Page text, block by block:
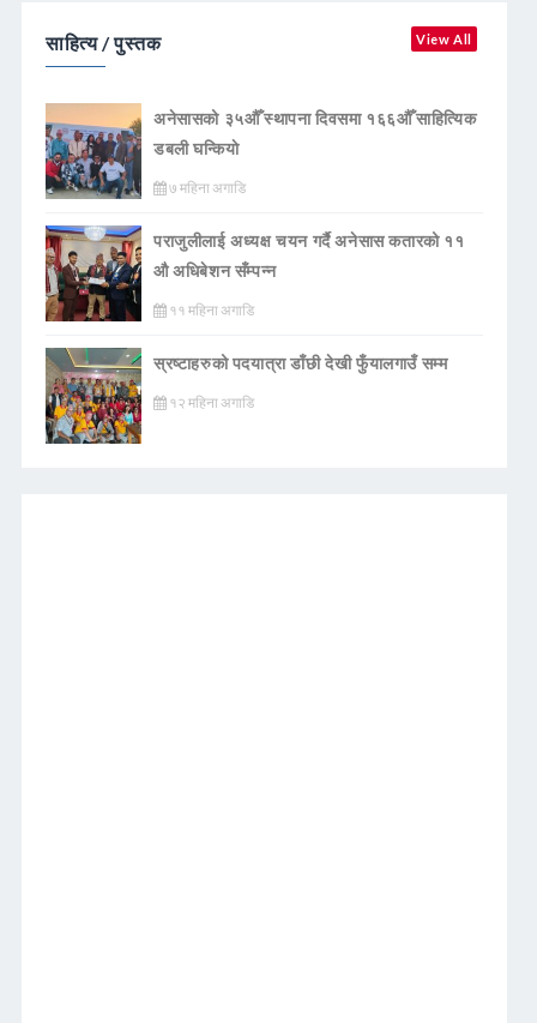
साहित्य / पुस्तक View All
अनेसासको ३५औँ स्थापना दिवसमा १६६औँ साहित्यिक
डबली घन्कियाे
७ महिना अगाडि
पराजुलीलाई अध्यक्ष चयन गर्दै अनेसास कतारको ११
औ अधिबेशन सँम्पन्न
११ महिना अगाडि
स्रष्टाहरुको पदयात्रा डाँछी देखी फुँयालगाउँ सम्म
१२ महिना अगाडि